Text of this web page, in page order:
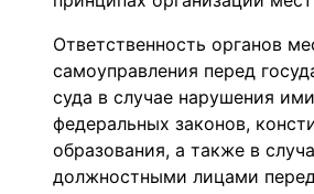
Ответственность органов
самоуправления перед
суда в случае нарушения
федеральных законов,
образования, а также в
должностными лицами